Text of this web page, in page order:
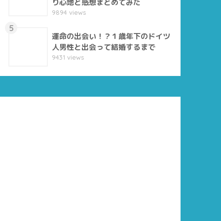
り心地と感想まとめてみた
9894 views
5
運命の出会い！？１歳年下のドイツ
人男性と出会って結婚するまで
9431 views